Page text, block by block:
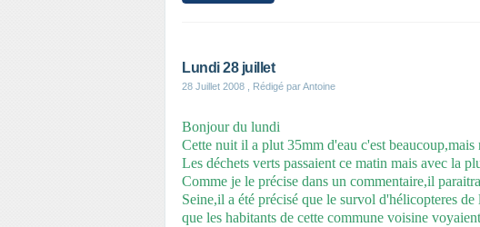
Lundi 28 juillet
28 Juillet 2008 , Rédigé par Antoine
Bonjour du lundi
Cette nuit il a plut 35mm d'eau c'est beaucoup,mais
Les déchets verts passaient ce matin mais avec la
Comme je le précise dans un commentaire,il
Seine,il a été précisé que le survol d'hélicopteres
que les habitants de cette commune voisine